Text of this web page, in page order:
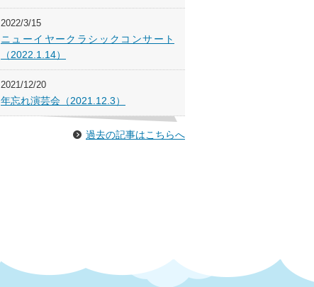
2022/3/15
ニューイヤークラシックコンサート
（2022.1.14）
2021/12/20
年忘れ演芸会（2021.12.3）
過去の記事はこちらへ